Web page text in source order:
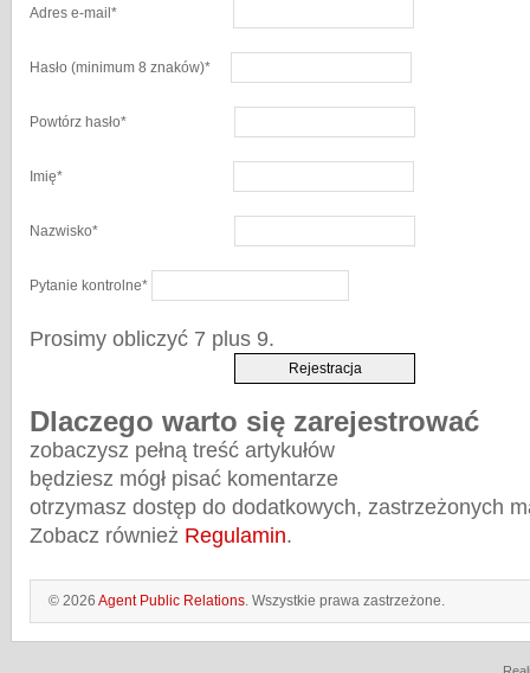
Adres e-mail *
Hasło (minimum 8 znaków)*
Powtórz hasło*
Imię*
Nazwisko*
Pytanie kontrolne*
Prosimy obliczyć 7 plus 9.
Dlaczego warto się zarejestrować
zobaczysz pełną treść artykułów
będziesz mógł pisać komentarze
otrzymasz dostęp do dodatkowych, zastrzeżonych
Zobacz również Regulamin.
© 2026 Agent Public Relations. Wszystkie prawa zastrzeżone.